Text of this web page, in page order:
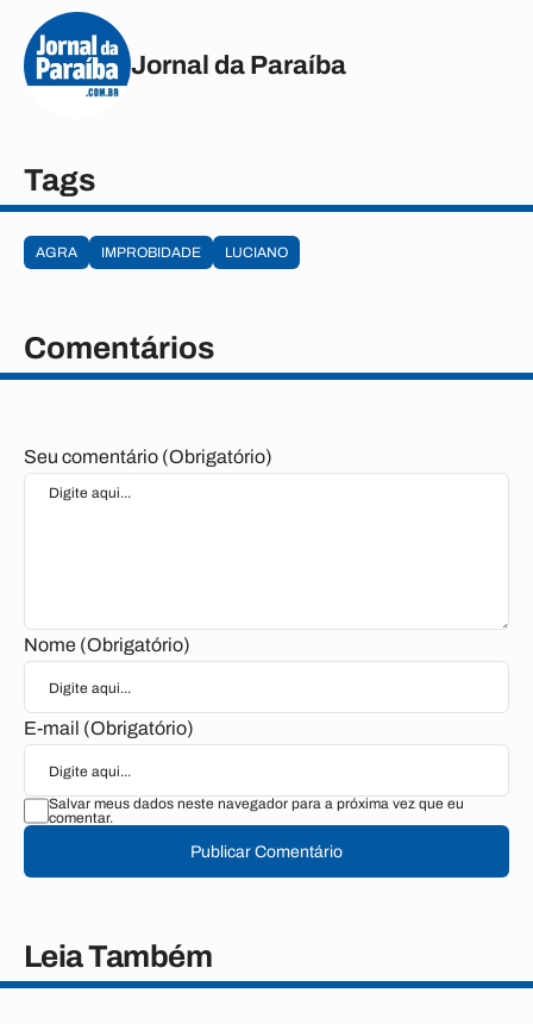
Jornal da Paraíba
Tags
AGRA IMPROBIDADE LUCIANO
Comentários
Seu comentário (Obrigatório)
Nome (Obrigatório)
E-mail (Obrigatório)
Salvar meus dados neste navegador para a próxima vez que eu
comentar.
Publicar Comentário
Leia Também